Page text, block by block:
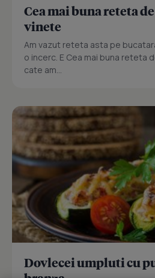
Cea mai buna reteta
vinete
Am vazut reteta asta pe
o incerc. E Cea mai buna reteta
cate am...
Dovlecei umpluti cu